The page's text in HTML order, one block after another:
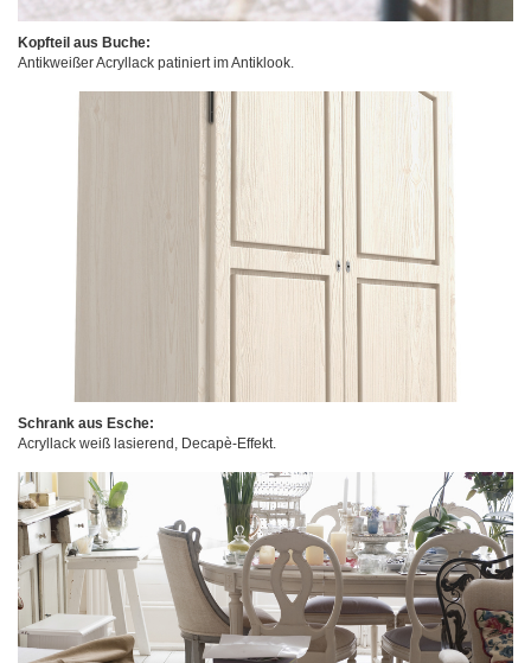
Kopfteil aus Buche:
Antikweißer Acryllack patiniert im Antiklook.
Schrank aus Esche:
Acryllack weiß lasierend, Decapè-Effekt.